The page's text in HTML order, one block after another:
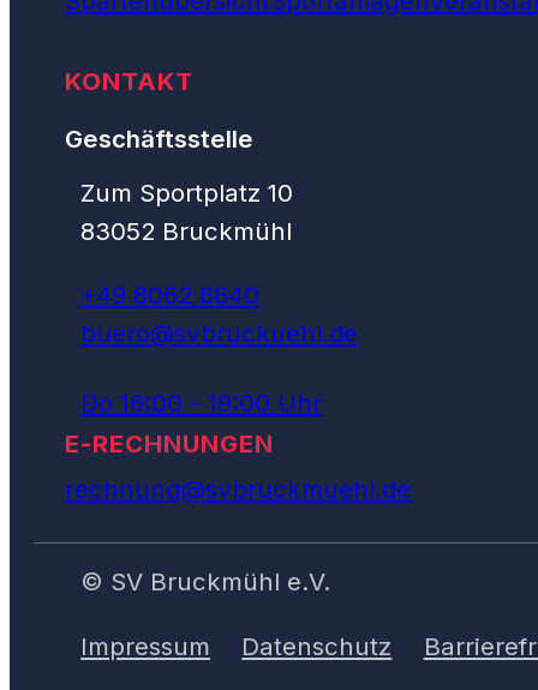
KONTAKT
Geschäftsstelle
Zum Sportplatz 10
83052 Bruckmühl
+49 8062 6640
buero@svbruckuehl.de
Do 16:00 - 19:00 Uhr
E-RECHNUNGEN
rechnung@svbruckmuehl.de
© SV Bruckmühl e.V.
Impressum Datenschutz